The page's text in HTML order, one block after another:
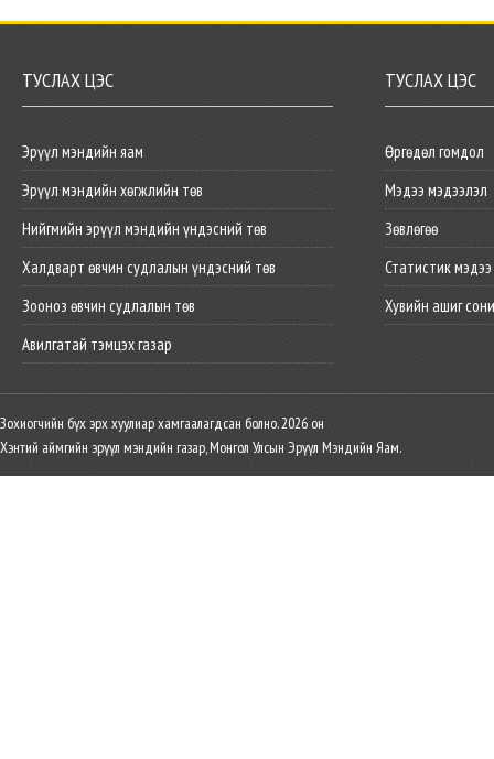
ТУСЛАХ ЦЭС
Эрүүл мэндийн яам
Эрүүл мэндийн хөгжлийн төв
Нийгмийн эрүүл мэндийн үндэсний төв
Халдварт өвчин судлалын үндэсний төв
Зооноз өвчин судлалын төв
Авилгатай тэмцэх газар
ТУСЛАХ ЦЭС
Өргөдөл гомдол
Мэдээ мэдээлэл
Зөвлөгөө
Статистик мэдээ
Хувийн ашиг
Зохиогчийн бүх эрх хуулиар хамгаалагдсан болно. 2026 он
Хэнтий аймгийн эрүүл мэндийн газар, Монгол Улсын Эрүүл Мэндийн Яам.